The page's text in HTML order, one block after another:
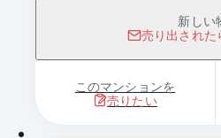
新しい
売り出された
このマンションを
売りたい